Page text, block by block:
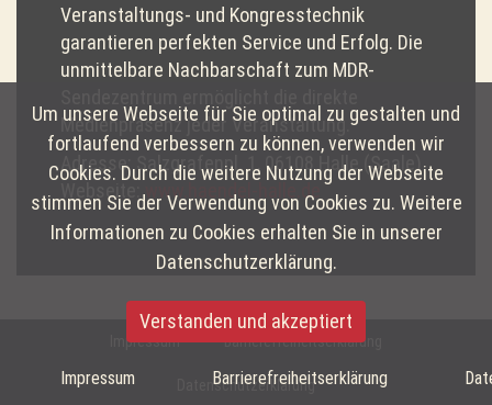
Veranstaltungs- und Kongresstechnik
garantieren perfekten Service und Erfolg. Die
unmittelbare Nachbarschaft zum MDR-
Medienpräsenz jeder Veranstaltung.
Adresse: Salzgrafenpl. 1, 06108 Halle (Saale)
Webseite: www.haendel-halle.de
Impressum Barrierefreiheitserklärung
Datenschutzerklärung
Um unsere Webseite für Sie optimal zu gestalten und
fortlaufend verbessern zu können, verwenden wir
Cookies. Durch die weitere Nutzung der Webseite
stimmen Sie der Verwendung von Cookies zu. Weitere
Informationen zu Cookies erhalten Sie in unserer
Datenschutzerklärung.
Verstanden und akzeptiert
Impressum Barrierefreiheitserklärung